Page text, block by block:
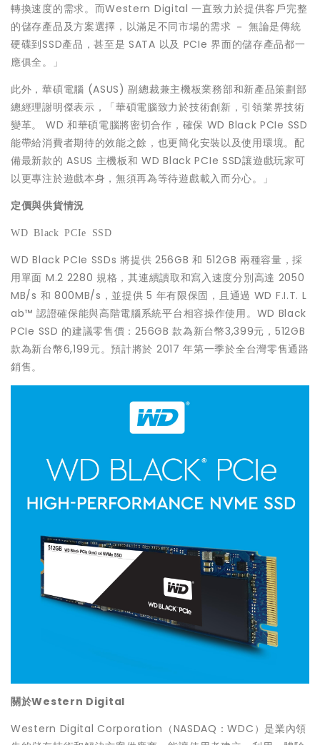
轉換速度的需求。而Western Digital 一直致力於提供客戶完整
的儲存產品及方案選擇，以滿足不同市場的需求 － 無論是傳統
硬碟到SSD產品，甚至是 SATA 以及 PCIe 界面的儲存產品都一
應俱全。」
此外，華碩電腦 (ASUS) 副總裁兼主機板業務部和新產品策劃部
總經理謝明傑表示，「華碩電腦致力於技術創新，引領業界技術
變革。 WD 和華碩電腦將密切合作，確保 WD Black PCIe SSD
能帶給消費者期待的效能之餘，也更簡化安裝以及使用環境。配
備最新款的 ASUS 主機板和 WD Black PCIe SSD讓遊戲玩家可
以更專注於遊戲本身，無須再為等待遊戲載入而分心。」
定價與供貨情況
WD Black PCIe SSD
WD Black PCIe SSDs 將提供 256GB 和 512GB 兩種容量，採
用單面 M.2 2280 規格，其連續讀取和寫入速度分別高達 2050
MB/s 和 800MB/s，並提供 5 年有限保固，且通過 WD F.I.T. L
ab™ 認證確保能與高階電腦系統平台相容操作使用。WD Black
PCIe SSD 的建議零售價：256GB 款為新台幣3,399元，512GB
款為新台幣6,199元。預計將於 2017 年第一季於全台灣零售通路
銷售。
關於Western Digital
Western Digital Corporation（NASDAQ：WDC）是業內領